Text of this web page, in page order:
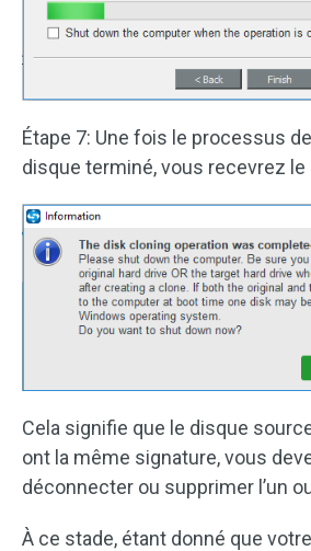
Étape 7: Une fois le processus
disque terminé, vous recevrez
Cela signifie que le disque
ont la même signature, vous
déconnecter ou supprimer l’un
À ce stade, étant donné que